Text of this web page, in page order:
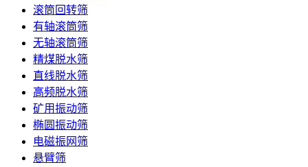
滚筒回转筛
有轴滚筒筛
无轴滚筒筛
精煤脱水筛
直线脱水筛
高频脱水筛
矿用振动筛
椭圆振动筛
电磁振网筛
悬臂筛